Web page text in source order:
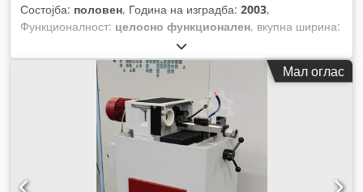
Состојба: половен, Година на изградба: 2003,
Функционалност: целосно функционален, вкупна ширина:
820 мм
тип на влезен струја:Клима уред, максимален дијаметар
на работното парче:25 мм , вкупна тежина: 92 кг , влезен
Мал оглас